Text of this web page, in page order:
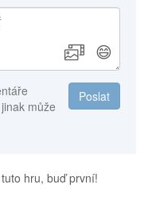
😄
Poslat
může
hru, buď první!